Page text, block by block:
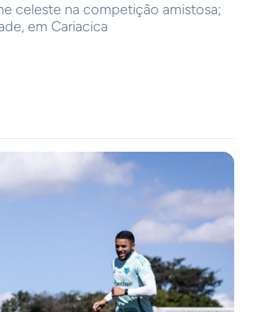
celeste na competição amistosa;
em Cariacica